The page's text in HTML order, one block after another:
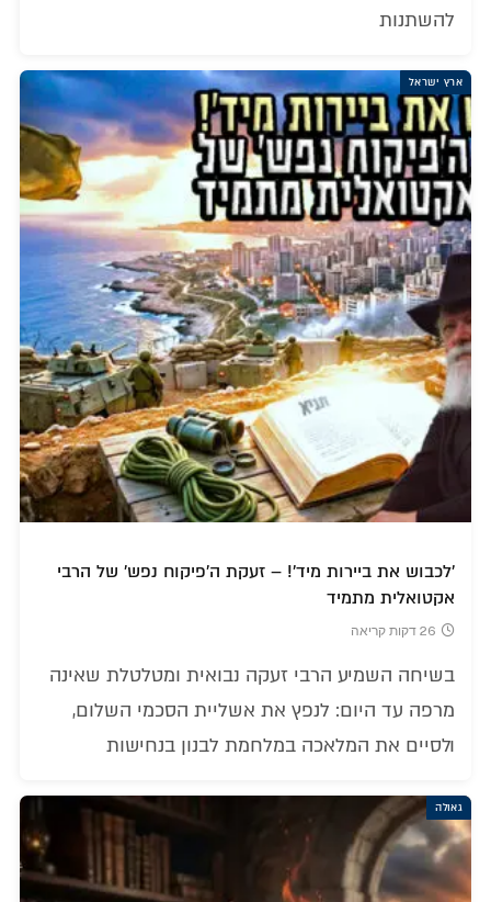
להשתנות
ארץ ישראל
'לכבוש את ביירות מיד'! – זעקת ה'פיקוח נפש' של הרבי
אקטואלית מתמיד
26 דקות קריאה
בשיחה השמיע הרבי זעקה נבואית ומטלטלת שאינה
מרפה עד היום: לנפץ את אשליית הסכמי השלום,
ולסיים את המלאכה במלחמת לבנון בנחישות
גאולה